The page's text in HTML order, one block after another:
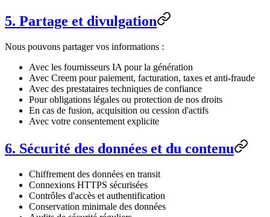
5. Partage et divulgation
Nous pouvons partager vos informations :
Avec les fournisseurs IA pour la génération
Avec Creem pour paiement, facturation, taxes et anti-fraude
Avec des prestataires techniques de confiance
Pour obligations légales ou protection de nos droits
En cas de fusion, acquisition ou cession d'actifs
Avec votre consentement explicite
6. Sécurité des données et du contenu
Chiffrement des données en transit
Connexions HTTPS sécurisées
Contrôles d'accès et authentification
Conservation minimale des données